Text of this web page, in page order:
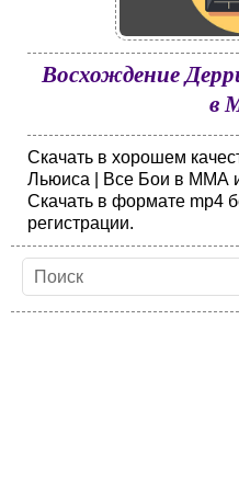
Восхождение
в
Скачать в хорошем
Льюиса | Все Бои в ММА
Скачать в формате mp4
регистрации.